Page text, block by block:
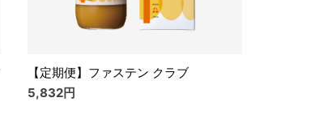
【定期便】ファステン クラブ
5,832円